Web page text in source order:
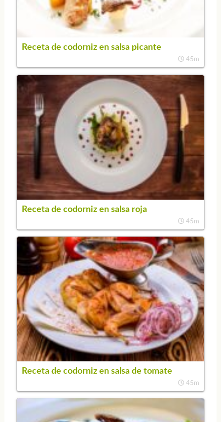
Receta de codorniz en salsa picante
45m
Receta de codorniz en salsa roja
45m
Receta de codorniz en salsa de tomate
45m